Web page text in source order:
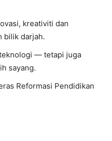
kreativiti dan
bilik darjah.
— tetapi juga
sayang.
Reformasi Pendidikan